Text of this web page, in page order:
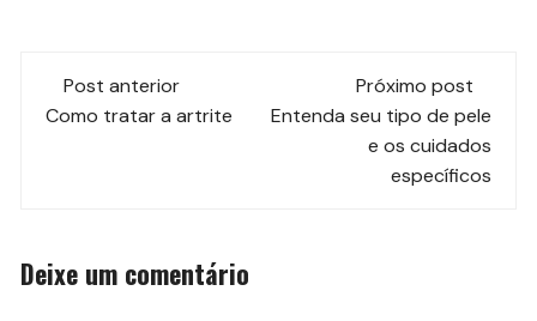
Navegação
de
Post anterior
Como tratar a artrite
Próximo post
Entenda seu tipo de pele
e os cuidados
específicos
Deixe um comentário